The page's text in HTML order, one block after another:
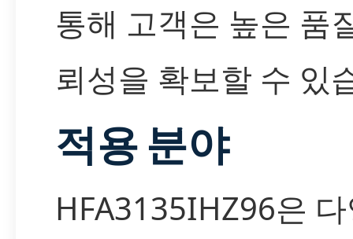
통해 고객은 높은 품
뢰성을 확보할 수 있
적용 분야
HFA3135IHZ96은